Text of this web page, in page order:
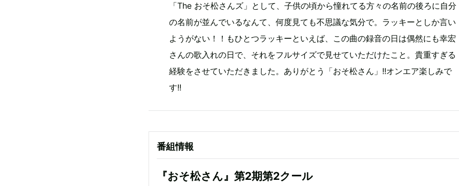
「The おそ松さんズ」として、子供の頃から憧れてる方々の名前の後ろに自分
の名前が並んでいるなんて、何度見ても不思議な気分で。ラッキーとしか言い
ようがない！！もひとつラッキーといえば、この曲の録音の日は偶然にも幸宏
さんの歌入れの日で、それをフルサイズで見せていただけたこと。貴重すぎる
経験をさせていただきました。ありがとう「おそ松さん」!!オンエア楽しみで
す!!
番組情報
『おそ松さん』第2期第2クール